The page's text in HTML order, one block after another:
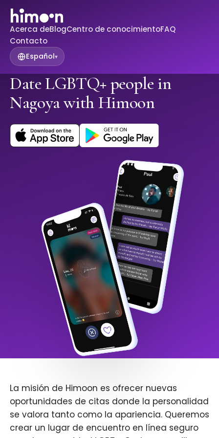
Acerca deBlogCentro de conocimientoFAQ
Contacto
Español▾
Date LGBTQ+ people in
Nagoya with Himoon
La misión de Himoon es ofrecer nuevas
oportunidades de citas donde la personalidad
se valora tanto como la apariencia. Queremos
crear un lugar de encuentro en línea seguro